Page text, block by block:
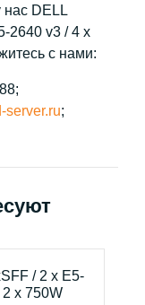
нас DELL
2640 v3 / 4 x
с нами:
server.ru;
/ 2 x E5-
x 750W